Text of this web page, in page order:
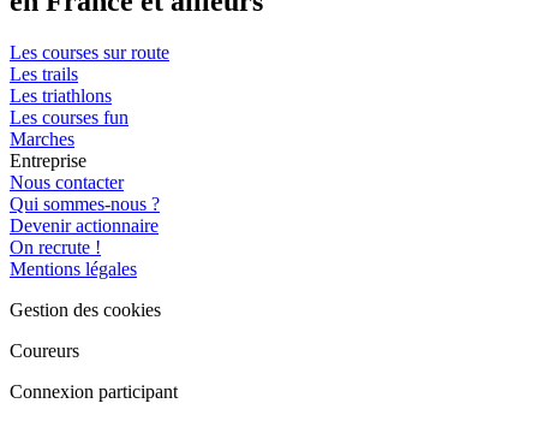
Les courses sur route
Les trails
Les triathlons
Les courses fun
Marches
Entreprise
Nous contacter
Qui sommes-nous ?
Devenir actionnaire
On recrute !
Mentions légales
Gestion des cookies
Coureurs
Connexion participant